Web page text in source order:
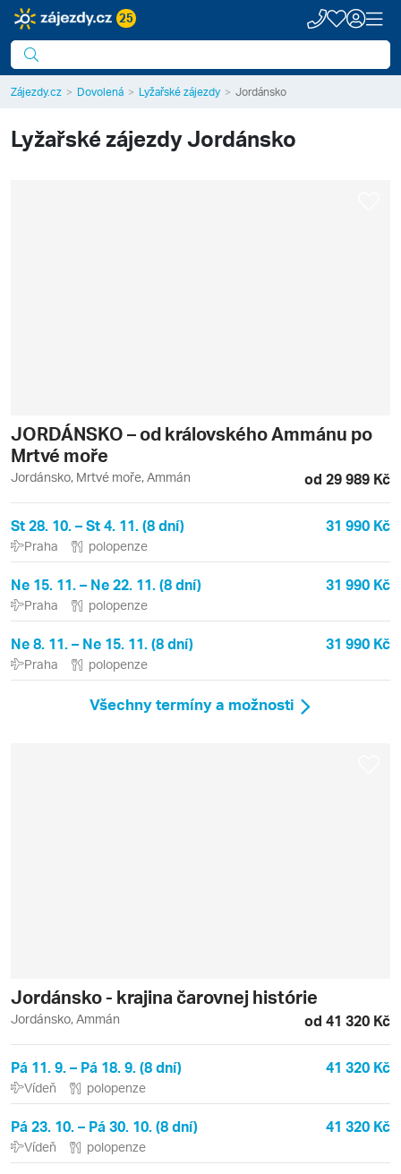
25
Zájezdy.cz Dovolená Lyžařské zájezdy Jordánsko
Lyžařské zájezdyJordánsko
JORDÁNSKO – od královského Ammánu po
Mrtvé moře
Jordánsko, Mrtvé moře, Ammán od 29 989 Kč
St 28. 10. – St 4. 11. (8 dní) 31 990 Kč
Praha polopenze
Ne 15. 11. – Ne 22. 11. (8 dní) 31 990 Kč
Praha polopenze
Ne 8. 11. – Ne 15. 11. (8 dní) 31 990 Kč
Praha polopenze
Všechny termíny a možnosti
Jordánsko - krajina čarovnej histórie
Jordánsko, Ammán od 41 320 Kč
Pá 11. 9. – Pá 18. 9. (8 dní) 41 320 Kč
Vídeň polopenze
Pá 23. 10. – Pá 30. 10. (8 dní) 41 320 Kč
Vídeň polopenze